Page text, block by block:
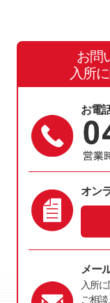
お問
入所
お電
オン
メー
入所に
ご相